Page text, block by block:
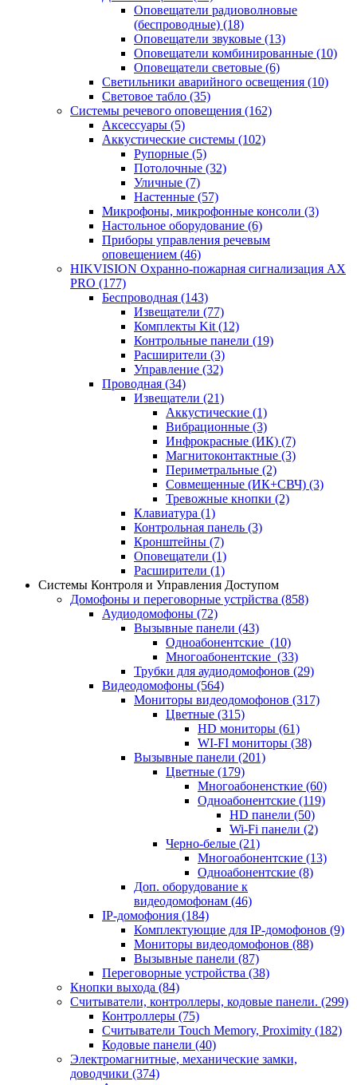
Оповещатели радиоволновые
(беспроводные) (18)
Оповещатели звуковые (13)
Оповещатели комбинированные (10)
Оповещатели световые (6)
Светильники аварийного освещения (10)
Световое табло (35)
Системы речевого оповещения (162)
Аксессуары (5)
Аккустические системы (102)
Рупорные (5)
Потолочные (32)
Уличные (7)
Настенные (57)
Микрофоны, микрофонные консоли (3)
Настольное оборудование (6)
Приборы управления речевым
оповещением (46)
HIKVISION Охранно-пожарная сигнализация AX
PRO (177)
Беспроводная (143)
Извещатели (77)
Комплекты Kit (12)
Контрольные панели (19)
Расширители (3)
Управление (32)
Проводная (34)
Извещатели (21)
Аккустические (1)
Вибрационные (3)
Инфрокрасные (ИК) (7)
Магнитоконтактные (3)
Периметральные (2)
Совмещенные (ИК+СВЧ) (3)
Тревожные кнопки (2)
Клавиатура (1)
Контрольная панель (3)
Кронштейны (7)
Оповещатели (1)
Расширители (1)
Системы Контроля и Управления Доступом
Домофоны и переговорные устрйства (858)
Аудиодомофоны (72)
Вызывные панели (43)
Одноабонентские (10)
Многоабонентские (33)
Трубки для аудиодомофонов (29)
Видеодомофоны (564)
Мониторы видеодомофонов (317)
Цветные (315)
HD мониторы (61)
WI-FI мониторы (38)
Вызывные панели (201)
Цветные (179)
Многоабоненсткие (60)
Одноабонентские (119)
HD панели (50)
Wi-Fi панели (2)
Черно-белые (21)
Многоабонентские (13)
Одноабонентские (8)
Доп. оборудование к
видеодомофонам (46)
IP-домофония (184)
Комплектующие для IP-домофонов (9)
Мониторы видеодомофонов (88)
Вызывные панели (87)
Переговорные устройства (38)
Кнопки выхода (84)
Считыватели, контроллеры, кодовые панели. (299)
Контроллеры (75)
Считыватели Touch Memory, Proximity (182)
Кодовые панели (40)
Электромагнитные, механические замки,
доводчики (374)